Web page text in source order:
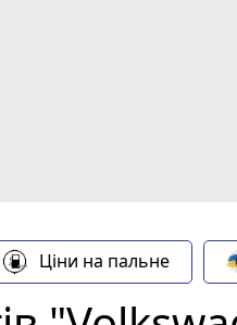
Ціни на пальне